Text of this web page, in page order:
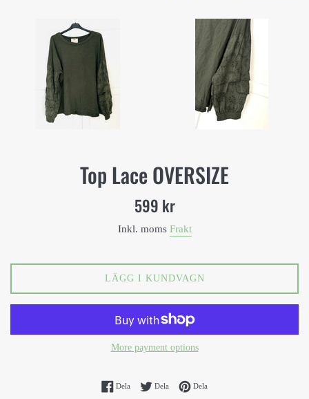
Top Lace OVERSIZE
Ord.
pris
599 kr
Inkl. moms Frakt
LÄGG I KUNDVAGN
More payment options
Dela Dela på Facebook
Dela Dela på Twitter
Dela